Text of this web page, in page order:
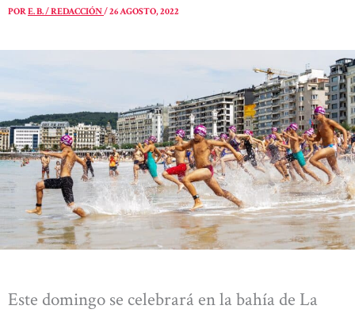
PORE. B. / REDACCIÓN/26 AGOSTO, 2022
Este domingo se celebrará en la bahía de La